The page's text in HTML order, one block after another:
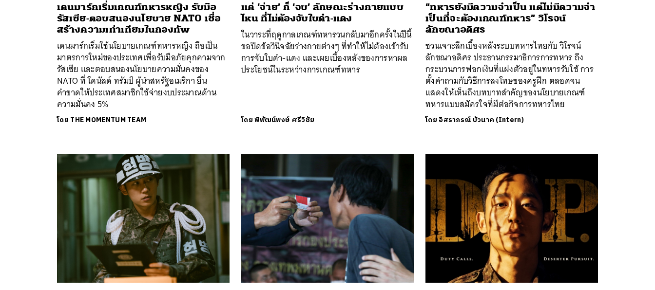
เดนมาร์กเริ่มเกณฑ์ทหารหญิง รับมือ
รัสเซีย-ตอบสนองนโยบาย NATO เชื่อ
สร้างความเท่าเทียมในกองทัพ
เดนมาร์กเริ่มใช้นโยบายเกณฑ์ทหารหญิง ถือเป็น
มาตรการใหม่ของประเทศเพื่อรับมือภัยคุกคามจาก
รัสเซีย และตอบสนองนโยบายความมั่นคงของ
NATO ที่ โดนัลด์ ทรัมป์ ผู้นำสหรัฐอเมริกา ยื่น
คำขาดให้ประเทศสมาชิกใช้จ่ายงบประมาณด้าน
ความมั่นคง 5%
โดย THE MOMENTUM TEAM
แค่ ‘จ่าย’ ก็ ‘จบ’ ลักษณะร่างกายแบบ
ไหน ที่ไม่ต้องจับใบดำ-แดง
ในวาระที่ฤดูกาลเกณฑ์ทหารวนกลับมาอีกครั้งในปีนี้
ขอปิดข้อวินิจฉัยร่างกายต่างๆ ที่ทำให้ไม่ต้องเข้ารับ
การจับใบดำ-แดง และเผยเบื้องหลังของการหาผล
ประโยชน์ในระหว่างการเกณฑ์ทหาร
โดยพิพัฒน์พงษ์ ศรีวิชัย
“ทหารยังมีความจําเป็น แต่ไม่มีความจํา
เป็นที่จะต้องเกณฑ์ทหาร” วิโรจน์
ลักขณาอดิศร
ชวนเจาะลึกเบื้องหลังระบบทหารไทยกับ วิโรจน์
ลักขณาอดิศร ประธานกรรมาธิการการทหาร ถึง
กระบวนการฟอกเงินที่แฝงตัวอยู่ในทหารรับใช้ การ
ตั้งคำถามกับวิธีการลงโทษของครูฝึก ตลอดจน
แสดงให้เห็นถึงบทบาทสำคัญของนโยบายเกณฑ์
ทหารแบบสมัครใจที่มีต่อกิจการทหารไทย
โดย อิสราภรณ์ บัวนาค (Intern)